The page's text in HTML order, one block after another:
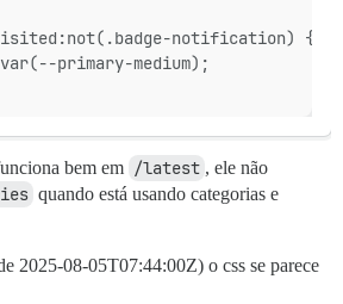
notification) {
primary-medium);
bem em /latest , ele não
quando está usando categorias e
2025-08-05T07:44:00Z) o css se parece